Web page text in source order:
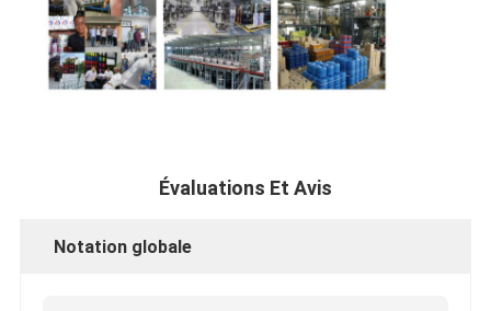
Évaluations Et Avis
Notation globale